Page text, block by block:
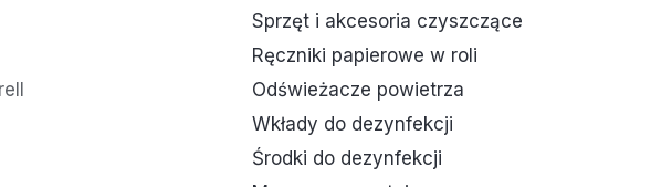
Sprzęt i akcesoria czyszczące
Ręczniki papierowe w roli
Odświeżacze powietrza
Wkłady do dezynfekcji
Środki do dezynfekcji